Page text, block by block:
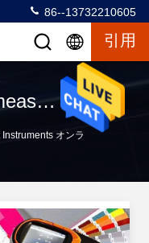
86--13732210605
引用
キーワード [ color measurement instruments ] マッチ 120 製品
オンラ